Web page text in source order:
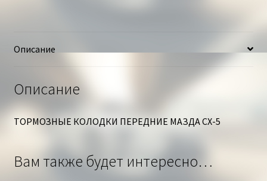
Описание
Описание
ТОРМОЗНЫЕ КОЛОДКИ ПЕРЕДНИЕ МАЗДА СХ-5
Вам также будет интересно…